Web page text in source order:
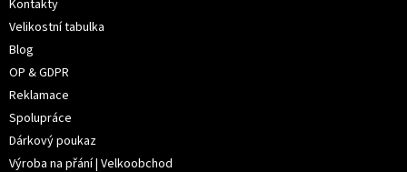
Kontakty
Velikostní tabulka
Blog
OP & GDPR
Reklamace
Spolupráce
Dárkový poukaz
Výroba na přání | Velkoobchod